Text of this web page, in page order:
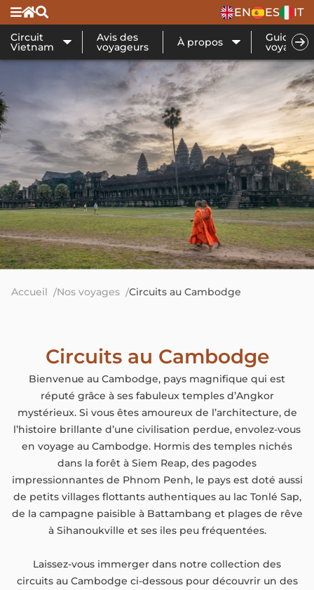
EN ES IT
Circuit
Vietnam
Avis des
voyageurs À propos Guide de
voyage
Accueil Nos voyages Circuits au Cambodge
Circuits au Cambodge
Bienvenue au Cambodge, pays magnifique qui est
réputé grâce à ses fabuleux temples d’Angkor
mystérieux. Si vous êtes amoureux de l’architecture, de
l’histoire brillante d’une civilisation perdue, envolez-vous
en voyage au Cambodge. Hormis des temples nichés
dans la forêt à Siem Reap, des pagodes
impressionnantes de Phnom Penh, le pays est doté aussi
de petits villages flottants authentiques au lac Tonlé Sap,
de la campagne paisible à Battambang et plages de rêve
à Sihanoukville et ses iles peu fréquentées.
Laissez-vous immerger dans notre collection des
circuits au Cambodge ci-dessous pour découvrir un des